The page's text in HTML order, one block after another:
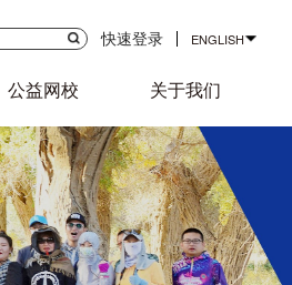
快速登录 ENGLISH
公益网校 关于我们